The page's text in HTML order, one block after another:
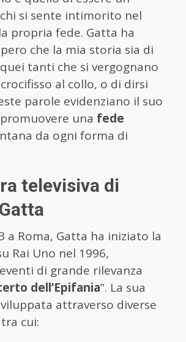
si sente intimorito nel
propria fede. Gatta ha
che la mia storia sia di
tanti che si vergognano
al collo, o di dirsi
parole evidenziano il suo
una fede
da ogni forma di
televisiva di
a Roma, Gatta ha iniziato la
Rai Uno nel 1996,
di grande rilevanza
dell’Epifania”. La sua
attraverso diverse
cui: